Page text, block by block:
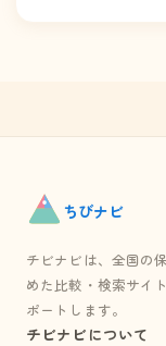
ちびナビ
チビナビは、全国の
めた比較・検索サイ
ポートします。
チビナビについて